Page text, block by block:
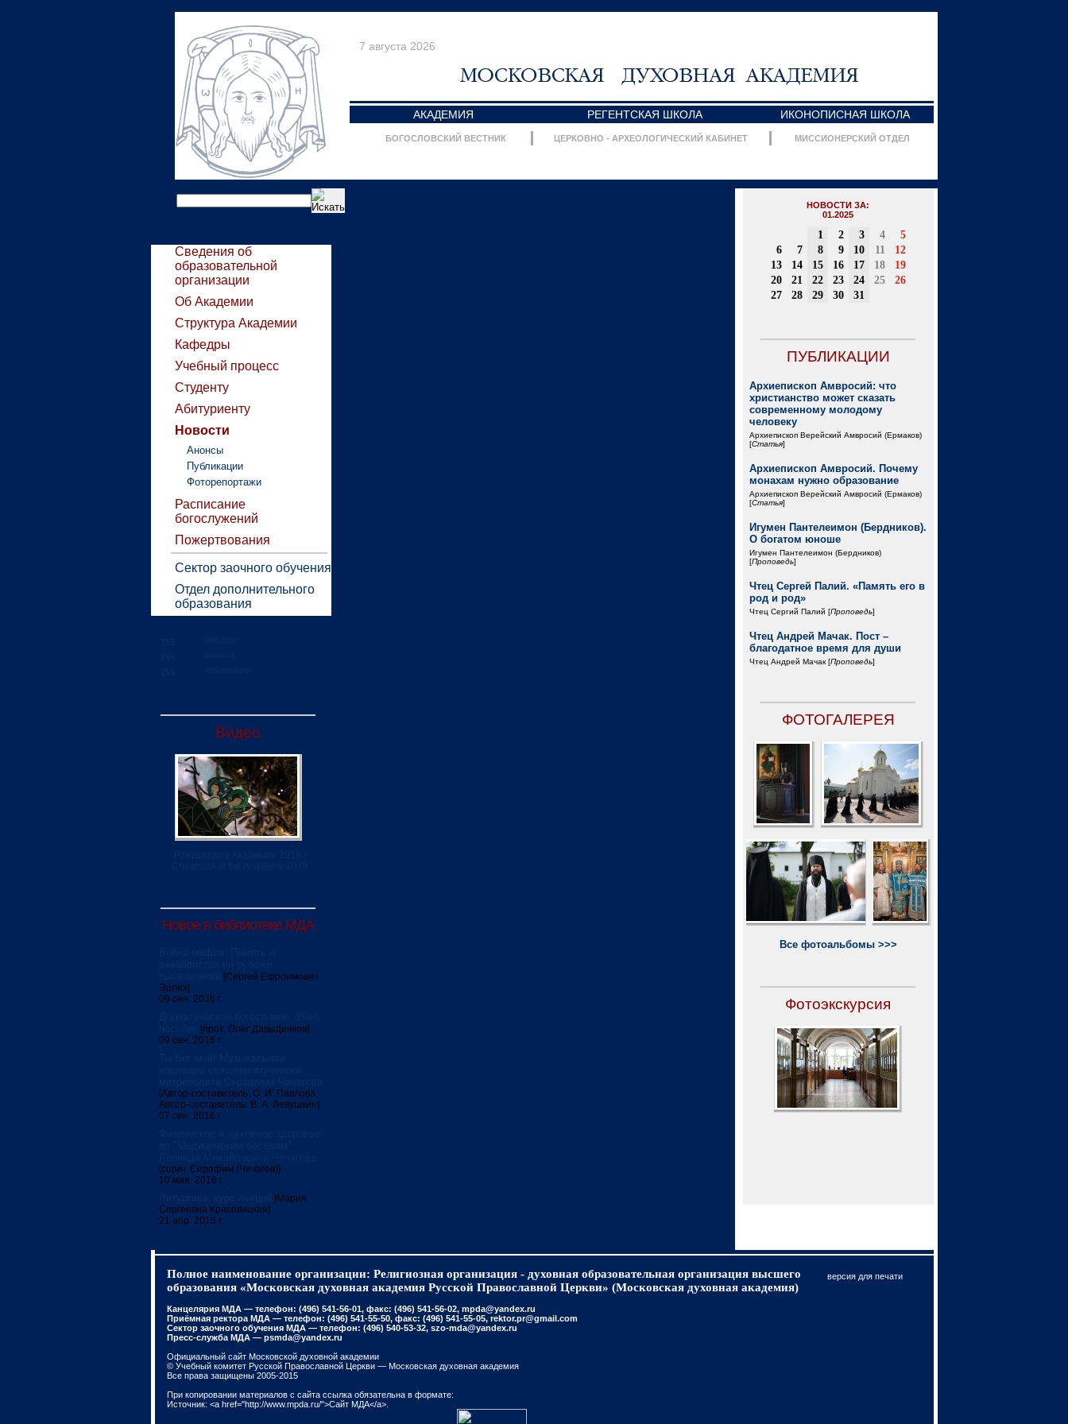
7 августа 2026
АКАДЕМИЯ РЕГЕНТСКАЯ ШКОЛА ИКОНОПИСНАЯ ШКОЛА
БОГОСЛОВСКИЙ ВЕСТНИК ЦЕРКОВНО - АРХЕОЛОГИЧЕСКИЙ КАБИНЕТ МИССИОНЕРСКИЙ ОТДЕЛ
Сведения об
образовательной
организации
Об Академии
Структура Академии
Кафедры
Учебный процесс
Студенту
Абитуриенту
Новости
Анонсы
Публикации
Фоторепортажи
Расписание
богослужений
Пожертвования
Сектор заочного обучения
Отдел дополнительного
образования
Видео
Новое в библиотеке МДА
[Сергей Ефроимович
Эрлих]
09 сен. 2016 г.
[прот. Олег Давыденков]
09 сен. 2016 г.
[Автор-составитель: О. И. Павлова;
Автор-составитель: В. А. Левушкин]
07 сен. 2016 г.
[сщмч. Серафим (Чичагов)]
10 мая. 2016 г.
[Мария
Сергеевна Красовицкая]
21 апр. 2016 г.
НОВОСТИ ЗА:
01.2025
1 2 3 4
5
6
7 8 9 10 11
12
13
14 15 16 17 18
19
20
21 22 23 24 25
26
27
28 29 30 31
ПУБЛИКАЦИИ
Архиепископ Амвросий: что
христианство может сказать
современному молодому
человеку
Архиепископ Верейский Амвросий (Ермаков)
[Статья]
Архиепископ Амвросий. Почему
монахам нужно образование
Архиепископ Верейский Амвросий (Ермаков)
[Статья]
Игумен Пантелеимон (Бердников).
О богатом юноше
Игумен Пантелеимон (Бердников)
[Проповедь]
Чтец Сергей Палий. «Память его в
род и род»
Чтец Сергий Палий [Проповедь]
Чтец Андрей Мачак. Пост –
благодатное время для души
Чтец Андрей Мачак [Проповедь]
ФОТОГАЛЕРЕЯ
Все фотоальбомы >>>
Фотоэкскурсия
версия для печати
Полное наименование организации: Религиозная организация - духовная образовательная организация высшего
образования «Московская духовная академия Русской Православной Церкви» (Московская духовная академия)
Канцелярия МДА — телефон: (496) 541-56-01, факс: (496) 541-56-02, mpda@yandex.ru
Приёмная ректора МДА — телефон: (496) 541-55-50, факс: (496) 541-55-05, rektor.pr@gmail.com
Сектор заочного обучения МДА — телефон: (496) 540-53-32, szo-mda@yandex.ru
Пресс-служба МДА — psmda@yandex.ru
Официальный сайт Московской духовной академии
© Учебный комитет Русской Православной Церкви — Московская духовная академия
Все права защищены 2005-2015
При копировании материалов с сайта ссылка обязательна в формате:
Источник: <a href="http://www.mpda.ru/">Сайт МДА</a>.